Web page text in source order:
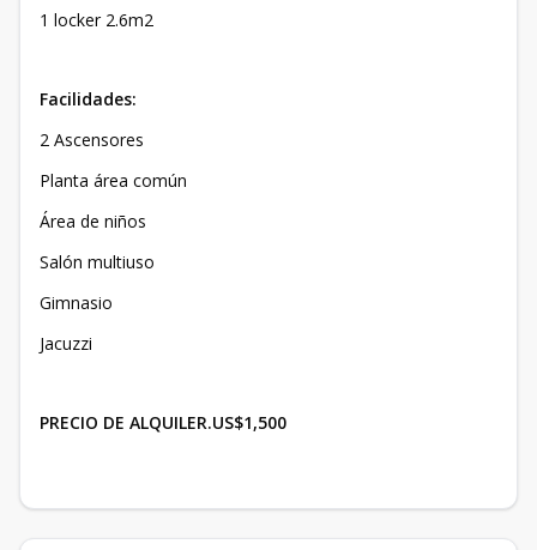
1 locker 2.6m2
Facilidades:
2 Ascensores
Planta área común
Área de niños
Salón multiuso
Gimnasio
Jacuzzi
PRECIO DE ALQUILER.US$1,500